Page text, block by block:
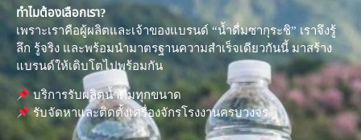
ทำไมต้องเลือกเรา?
เพราะเราคือผู้ผลิตและเจ้าของแบรนด์ “น้ำดื่มซากุระชิ” เราจึงรู้
ลึก รู้จริง และพร้อมนำมาตรฐานความสำเร็จเดียวกันนี้ มาสร้าง
แบรนด์ให้เติบโตไปพร้อมกัน
บริการรับผลิตน้ำดื่มทุกขนาด
รับจัดหาและติดตั้งเครื่องจักรโรงงานครบวงจร